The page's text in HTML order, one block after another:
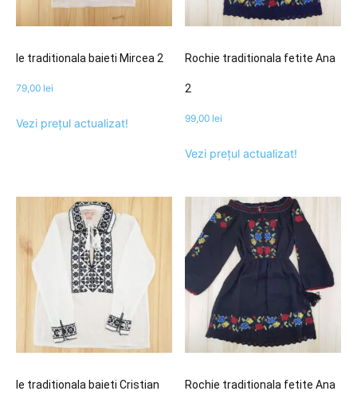
Ie traditionala baieti Mircea 2
79,00 lei
Vezi prețul actualizat!
Rochie traditionala fetite Ana
2
99,00 lei
Vezi prețul actualizat!
Ie traditionala baieti Cristian Rochie traditionala fetite Ana